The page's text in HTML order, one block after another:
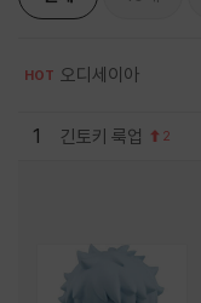
HOT 오디세이아
1 긴토키 룩업 2